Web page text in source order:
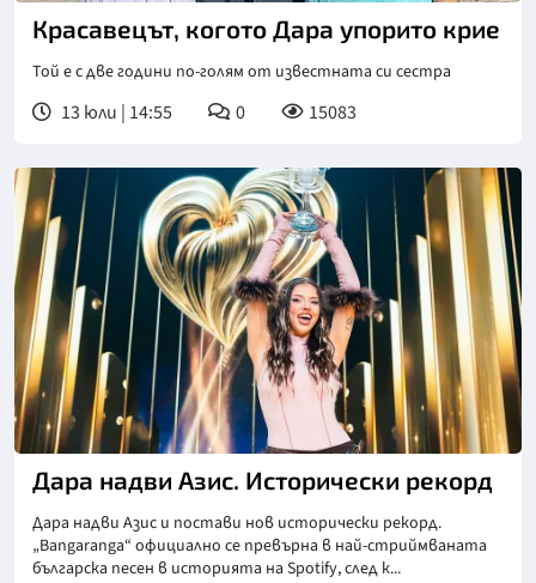
Красавецът, когото Дара упорито крие
Той е с две години по-голям от известната си сестра
13 юли | 14:55 0 15083
Дара надви Азис. Исторически рекорд
Дара надви Азис и постави нов исторически рекорд.
„Bangaranga“ официално се превърна в най-стриймваната
българска песен в историята на Spotify, след к...